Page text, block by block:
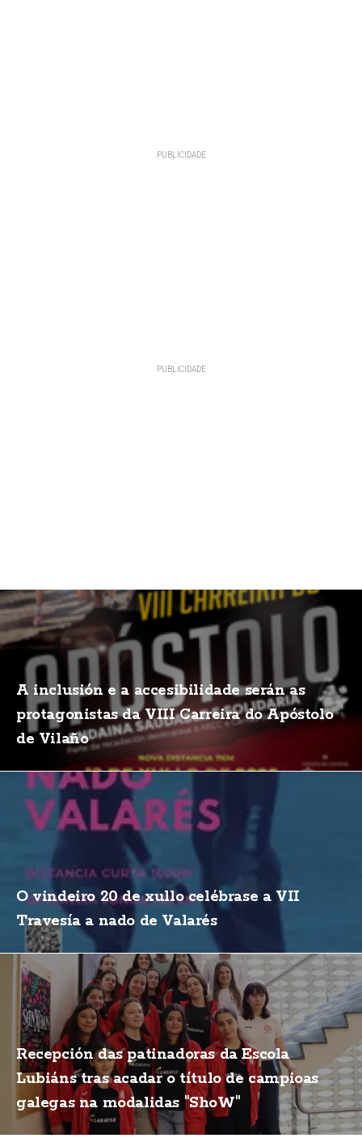
A inclusión e a accesibilidade serán as
protagonistas da VIII Carreira do Apóstolo
de Vilaño
O vindeiro 20 de xullo celébrase a VII
Travesía a nado de Valarés
Recepción das patinadoras da Escola
Lubiáns tras acadar o título de campioas
galegas na modalidas "ShoW"